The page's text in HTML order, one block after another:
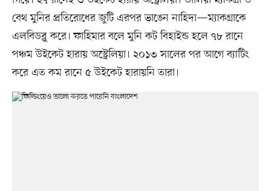
বেথ মুনির প্রতিরোধের জুটি এরপর ভাঙেন নাহিদা—ম্যাকগ্রাকে
এলবিডব্লু করে। ফাহিমার বলে মুনি কট বিহাইন্ড হলে ৭৮ রানে
পঞ্চম উইকেট হারায় অস্ট্রেলিয়া। ২০১৩ সালের পর আগে ব্যাটিং
করে এত কম রানে ৫ উইকেট হারায়নি তারা।